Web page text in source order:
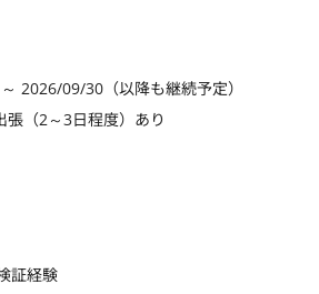
2026/09/30（以降も継続予定）
（2～3日程度）あり
証経験